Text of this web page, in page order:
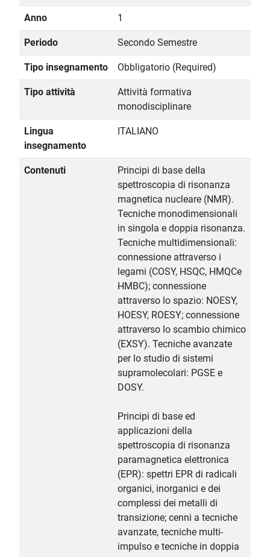
Anno 1
Periodo Secondo Semestre
Tipo insegnamento Obbligatorio (Required)
Tipo attività
Attività formativa
monodisciplinare
Lingua
insegnamento
ITALIANO
Contenuti
Principi di base della
spettroscopia di risonanza
magnetica nucleare (NMR).
Tecniche monodimensionali
in singola e doppia risonanza.
Tecniche multidimensionali:
connessione attraverso i
legami (COSY, HSQC, HMQCe
HMBC); connessione
attraverso lo spazio: NOESY,
HOESY, ROESY; connessione
attraverso lo scambio chimico
(EXSY). Tecniche avanzate
per lo studio di sistemi
supramolecolari: PGSE e
DOSY.
Principi di base ed
applicazioni della
spettroscopia di risonanza
paramagnetica elettronica
(EPR): spettri EPR di radicali
organici, inorganici e dei
complessi dei metalli di
transizione; cenni a tecniche
avanzate, tecniche multi-
impulso e tecniche in doppia